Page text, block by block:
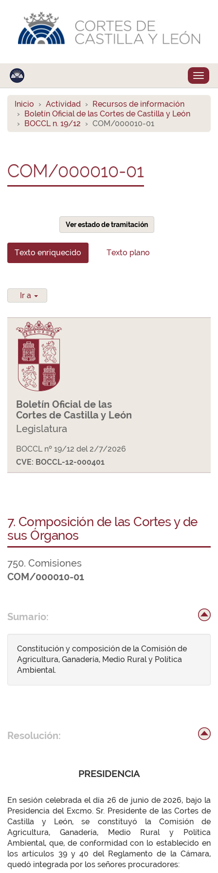
Inicio Actividad
Recursos de información
Boletín Oficial de las Cortes de Castilla y León
BOCCL n. 19/12
COM/000010-01
COM/000010-01
Ver estado de tramitación
Texto enriquecido Texto plano
Ir a
Boletín Oficial de las
Cortes de Castilla y León
Legislatura
BOCCL nº 19/12 del 2/7/2026
CVE: BOCCL-12-000401
7. Composición de las Cortes y de
sus Órganos
750. Comisiones
COM/000010-01
Sumario:
Constitución y composición de la Comisión de
Agricultura, Ganadería, Medio Rural y Política
Ambiental.
Resolución:
PRESIDENCIA
En sesión celebrada el día 26 de junio de 2026, bajo la
Presidencia del Excmo. Sr. Presidente de las Cortes de
Castilla y León, se constituyó la Comisión de
Agricultura, Ganadería, Medio Rural y Política
Ambiental, que, de conformidad con lo establecido en
los artículos 39 y 40 del Reglamento de la Cámara,
quedó integrada por los señores procuradores: